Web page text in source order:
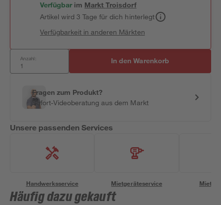
Verfügbar im MarktTroisdorf
Artikel wird 3 Tage für dich hinterlegt
Verfügbarkeit in anderen Märkten
Anzahl: In den Warenkorb
Fragen zum Produkt?
Sofort-Videoberatung aus dem Markt
Unsere passenden Services
Handwerksservice Mietgeräteservice
Häufig dazu gekauft